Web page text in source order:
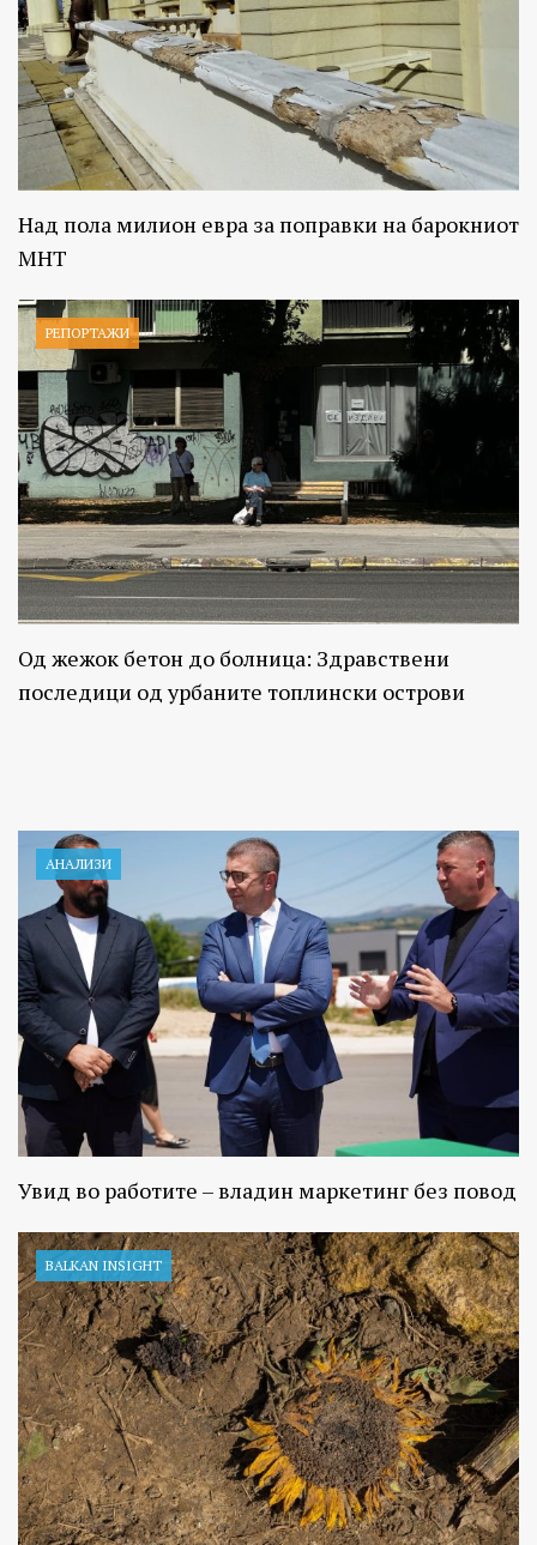
Над пола милион евра за поправки на барокниот
МНТ
РЕПОРТАЖИ
Од жежок бетон до болница: Здравствени
последици од урбаните топлински острови
АНАЛИЗИ
Увид во работите – владин маркетинг без повод
BALKAN INSIGHT